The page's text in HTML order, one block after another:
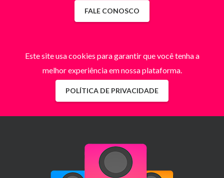
FALE CONOSCO
Este site usa cookies para garantir que você tenha a
melhor experiência em nossa plataforma.
POLÍTICA DE PRIVACIDADE